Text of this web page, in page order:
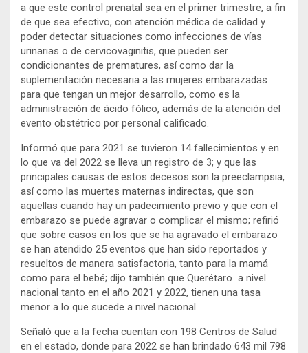
a que este control prenatal sea en el primer trimestre, a fin
de que sea efectivo, con atención médica de calidad y
poder detectar situaciones como infecciones de vías
urinarias o de cervicovaginitis, que pueden ser
condicionantes de prematures, así como dar la
suplementación necesaria a las mujeres embarazadas
para que tengan un mejor desarrollo, como es la
administración de ácido fólico, además de la atención del
evento obstétrico por personal calificado.
Informó que para 2021 se tuvieron 14 fallecimientos y en
lo que va del 2022 se lleva un registro de 3; y que las
principales causas de estos decesos son la preeclampsia,
así como las muertes maternas indirectas, que son
aquellas cuando hay un padecimiento previo y que con el
embarazo se puede agravar o complicar el mismo; refirió
que sobre casos en los que se ha agravado el embarazo
se han atendido 25 eventos que han sido reportados y
resueltos de manera satisfactoria, tanto para la mamá
como para el bebé; dijo también que Querétaro a nivel
nacional tanto en el año 2021 y 2022, tienen una tasa
menor a lo que sucede a nivel nacional.
Señaló que a la fecha cuentan con 198 Centros de Salud
en el estado, donde para 2022 se han brindado 643 mil 798